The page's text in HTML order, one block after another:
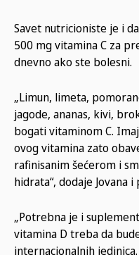
Savet nutricioniste je i
500 mg vitamina C za
dnevno ako ste bolesni.
„Limun, limeta,
jagode, ananas, kivi,
bogati vitaminom C.
ovog vitamina zato
rafinisanim šećerom i
hidrata“, dodaje Jovana
„Potrebna je i
vitamina D treba da
internacionalnih